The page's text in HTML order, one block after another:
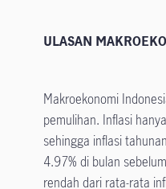
ULASAN
Makroekonomi
pemulihan. Inflasi
sehingga inflasi
4.97% di bulan
rendah dari rata-rata